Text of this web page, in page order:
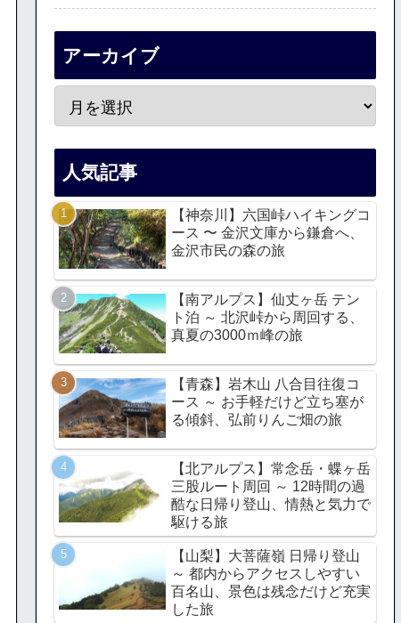
アーカイブ
人気記事
【神奈川】六国峠ハイキングコ
ース 〜 金沢文庫から鎌倉へ、
金沢市民の森の旅
【南アルプス】仙丈ヶ岳 テン
ト泊 ～ 北沢峠から周回する、
真夏の3000ｍ峰の旅
【青森】岩木山 八合目往復コ
ース ～ お手軽だけど立ち塞が
る傾斜、弘前りんご畑の旅
【北アルプス】常念岳・蝶ヶ岳
三股ルート周回 ～ 12時間の過
酷な日帰り登山、情熱と気力で
駆ける旅
【山梨】大菩薩嶺 日帰り登山
～ 都内からアクセスしやすい
百名山、景色は残念だけど充実
した旅